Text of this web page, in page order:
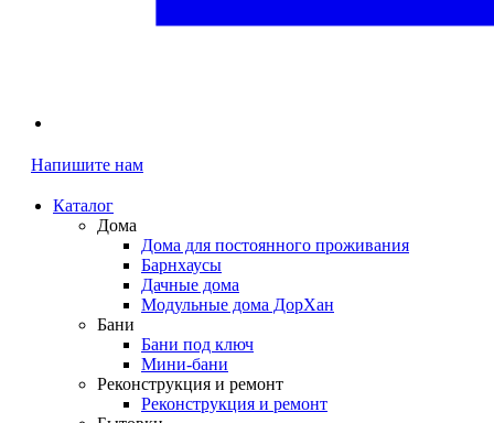
Напишите нам
Каталог
Дома
Дома для постоянного проживания
Барнхаусы
Дачные дома
Модульные дома ДорХан
Бани
Бани под ключ
Мини-бани
Реконструкция и ремонт
Реконструкция и ремонт